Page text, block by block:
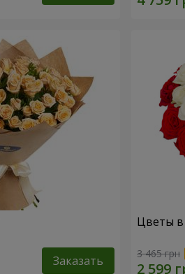
Заказать
Цветы в
3 465 грн